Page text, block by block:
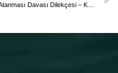
Vasi Atanması Davası Dilekçesi – Küçüklük Nedeniyle